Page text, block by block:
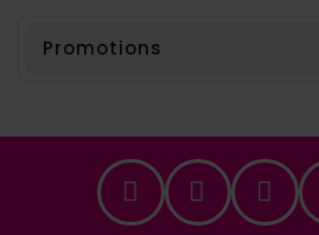
Promotions